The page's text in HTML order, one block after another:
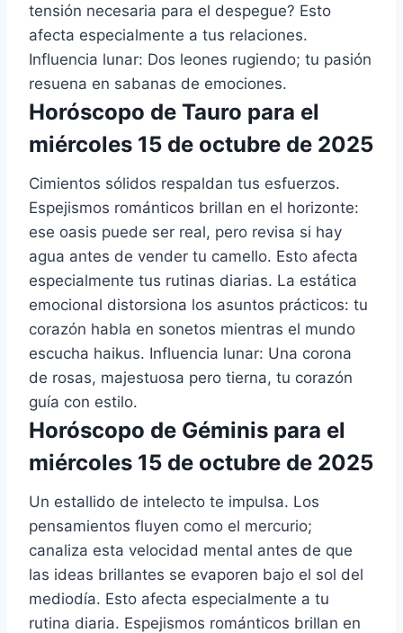
tensión necesaria para el despegue? Esto
afecta especialmente a tus relaciones.
Influencia lunar: Dos leones rugiendo; tu pasión
resuena en sabanas de emociones.
Horóscopo de Tauro para el
miércoles 15 de octubre de 2025
Cimientos sólidos respaldan tus esfuerzos.
Espejismos románticos brillan en el horizonte:
ese oasis puede ser real, pero revisa si hay
agua antes de vender tu camello. Esto afecta
especialmente tus rutinas diarias. La estática
emocional distorsiona los asuntos prácticos: tu
corazón habla en sonetos mientras el mundo
escucha haikus. Influencia lunar: Una corona
de rosas, majestuosa pero tierna, tu corazón
guía con estilo.
Horóscopo de Géminis para el
miércoles 15 de octubre de 2025
Un estallido de intelecto te impulsa. Los
pensamientos fluyen como el mercurio;
canaliza esta velocidad mental antes de que
las ideas brillantes se evaporen bajo el sol del
mediodía. Esto afecta especialmente a tu
rutina diaria. Espejismos románticos brillan en